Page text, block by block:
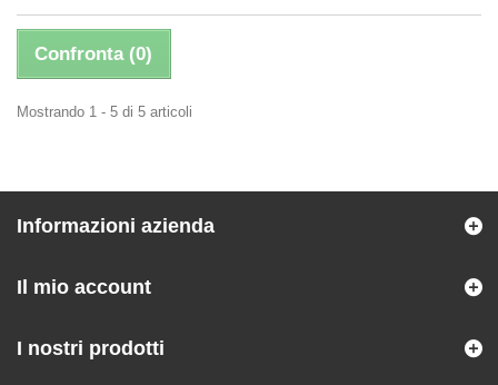
Confronta (0)
Mostrando 1 - 5 di 5 articoli
Informazioni azienda
Il mio account
I nostri prodotti